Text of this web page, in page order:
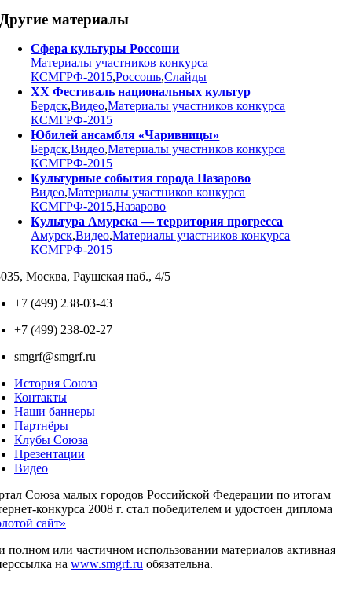
Другие материалы
Сфера культуры Россоши
Материалы участников конкурса
КСМГРФ-2015,Россошь,Слайды
ХХ Фестиваль национальных культур
Бердск,Видео,Материалы участников конкурса
КСМГРФ-2015
Юбилей ансамбля «Чаривницы»
Бердск,Видео,Материалы участников конкурса
КСМГРФ-2015
Культурные события города Назарово
Видео,Материалы участников конкурса
КСМГРФ-2015,Назарово
Культура Амурска — территория прогресса
Амурск,Видео,Материалы участников конкурса
КСМГРФ-2015
Москва, Раушская наб., 4/5
+7 (499) 238-03-43
+7 (499) 238-02-27
smgrf@smgrf.ru
История Союза
Контакты
Наши баннеры
Партнёры
Клубы Союза
Презентации
Видео
Союза малых городов Российской Федерации по итогам
конкурса 2008 г. стал победителем и удостоен диплома
сайт»
полном или частичном использовании материалов активная
на www.smgrf.ru обязательна.